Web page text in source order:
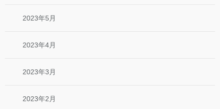
2023年5月
2023年4月
2023年3月
2023年2月